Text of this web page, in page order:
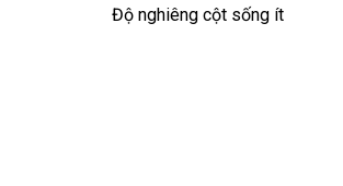
Độ nghiêng cột sống ít